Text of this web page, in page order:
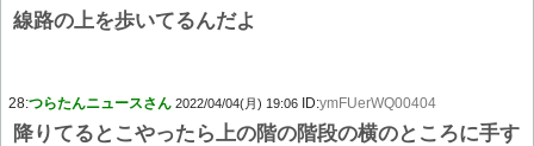
線路の上を歩いてるんだよ
28:つらたんニュースさん 2022/04/04(月) 19:06 ID:ymFUerWQ00404
降りてるとこやったら上の階の階段の横のところに手す